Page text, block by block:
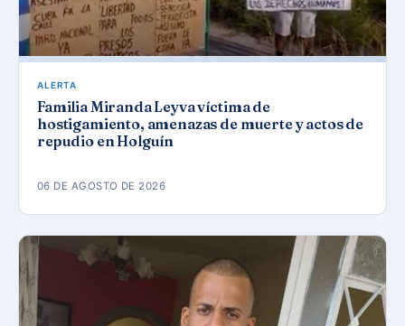
ALERTA
Familia Miranda Leyva víctima de
hostigamiento, amenazas de muerte y actos de
repudio en Holguín
06 DE AGOSTO DE 2026